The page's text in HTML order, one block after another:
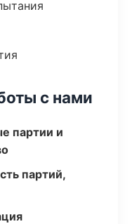
с нами
партии и
партий,